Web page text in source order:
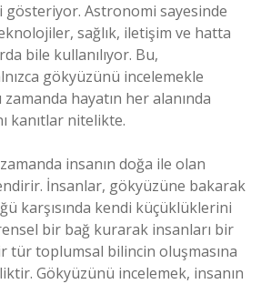
gösteriyor. Astronomi sayesinde
sağlık, iletişim ve hatta
bile kullanılıyor. Bu,
gökyüzünü incelemekle
zamanda hayatın her alanında
kanıtlar nitelikte.
insanın doğa ile olan
İnsanlar, gökyüzüne bakarak
karşısında kendi küçüklüklerini
bir bağ kurarak insanları bir
tür toplumsal bilincin oluşmasına
Gökyüzünü incelemek, insanın